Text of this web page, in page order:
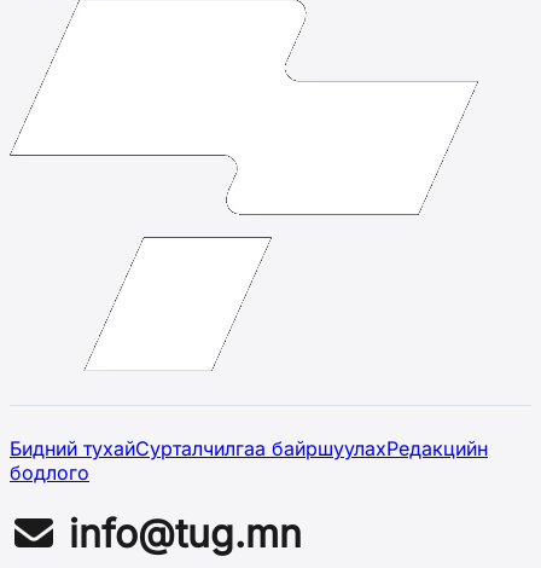
Бидний тухайСурталчилгаа байршуулахРедакцийн
бодлого
info@tug.mn